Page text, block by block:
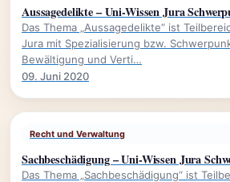
Aussagedelikte – Uni-Wissen Jura
Das Thema „Aussagedelikte“ ist
Jura mit Spezialisierung bzw.
Bewältigung und Verti…
09. Juni 2020
Recht und Verwaltung
Sachbeschädigung – Uni-Wissen Jura
Das Thema „Sachbeschädigung“ ist